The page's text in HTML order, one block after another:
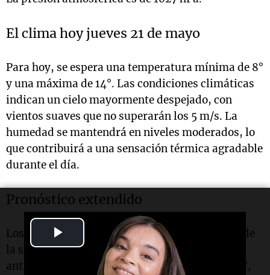
Video
El clima hoy jueves 21 de mayo
Para hoy, se espera una temperatura mínima de 8°
y una máxima de 14°. Las condiciones climáticas
indican un cielo mayormente despejado, con
vientos suaves que no superarán los 5 m/s. La
humedad se mantendrá en niveles moderados, lo
que contribuirá a una sensación térmica agradable
durante el día.
Pronóstico extendido
Los próximos días enMendozase presentarán de
la siguiente manera: el viernes 22 de mayo, se
anticipa una mínima de 7° y una máxima de 15°,